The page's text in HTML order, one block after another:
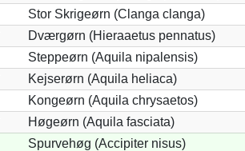
Stor Skrigeørn (Clanga clanga)
Dværgørn (Hieraaetus pennatus)
Steppeørn (Aquila nipalensis)
Kejserørn (Aquila heliaca)
Kongeørn (Aquila chrysaetos)
Høgeørn (Aquila fasciata)
Spurvehøg (Accipiter nisus)